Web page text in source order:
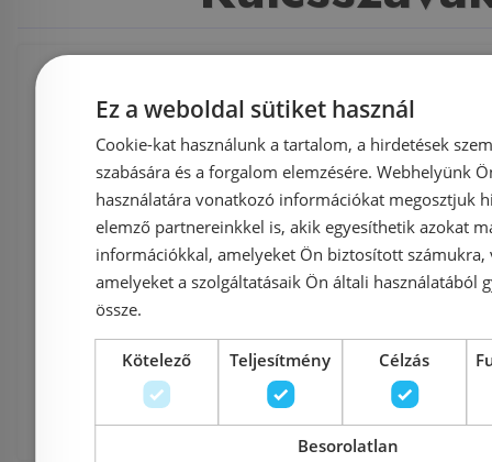
Fürdőszoba és szaniter , Csaptelep
Termosztátos csaptelepek , Grohe
Allure , falba , építhető ,
zuhanycsaptelep , (19380000) ,
Termosztátos csaptelepek
Grohe Allure falba építhető termosztátos
zuhanycsaptelep 19380 000 (19380000)
Ez a weboldal sütiket használ
Cookie-kat használunk a tartalom, a hirdetések
szabására és a forgalom elemzésére. Webhelyünk
használatára vonatkozó információkat megosztjuk
elemző partnereinkkel is, akik egyesíthetik azokat
információkkal, amelyeket Ön biztosított számukra,
amelyeket a szolgáltatásaik Ön általi használatából
össze.
Kötelező Teljesítmény Célzás
Besorolatlan